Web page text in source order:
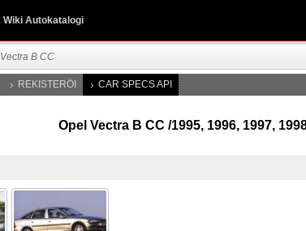
Wiki Autokatalogi
Vectra B CC
REKISTERÖI CAR SPECS API
Opel Vectra B CC /1995, 1996, 1997,